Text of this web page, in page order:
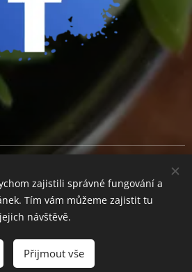
Do košíku
Měna
CZK Kč
EUR €
zajistili správné fungování a
Tím vám můžeme zajistit tu
návštěvě.
Přijmout vše